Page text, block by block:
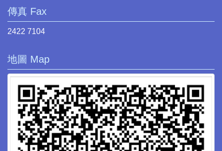
傳真 Fax
2422 7104
地圖 Map